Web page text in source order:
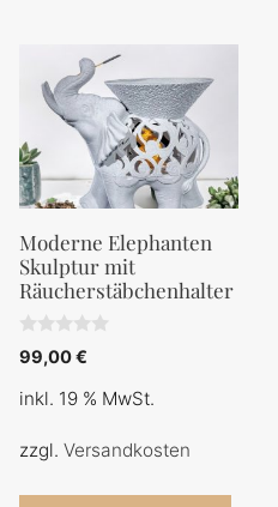
Moderne Elephanten
Skulptur mit
Räucherstäbchenhalter
0
v
n
99,00€
inkl. 19 % MwSt.
zzgl. Versandkosten